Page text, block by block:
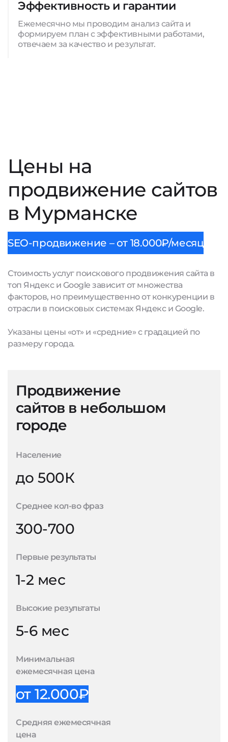
Эффективность и гарантии
Ежемесячно мы проводим анализ сайта и
формируем план с эффективными работами,
отвечаем за качество и результат.
Цены на
продвижение сайтов
в Мурманске
SEO-продвижение – от 18.000₽/месяц
Стоимость услуг поискового продвижения сайта в
топ Яндекс и Google зависит от множества
факторов, но преимущественно от конкуренции в
отрасли в поисковых системах Яндекс и Google.
Указаны цены «от» и «средние» с градацией по
размеру города.
Продвижение
сайтов в небольшом
городе
Население
до 500К
Среднее кол-во фраз
300-700
Первые результаты
1-2 мес
Высокие результаты
5-6 мес
Минимальная
ежемесячная цена
от 12.000₽
Средняя ежемесячная
цена